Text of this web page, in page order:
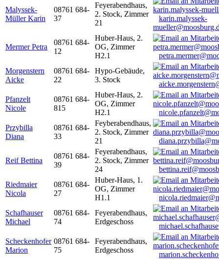
Malyssek-
Müller Karin
08761 684-
37
Feyerabendhaus,
2. Stock, Zimmer
21
karin.malyssek-
Mermer Petra
08761 684-
12
Huber-Haus, 2.
OG, Zimmer
H2.1
Morgenstern
Aicke
08761 684-
22
Hypo-Gebäude,
3. Stock
Pfanzelt
Nicole
08761 684-
815
Huber-Haus, 2.
OG, Zimmer
H2.1
Przybilla
Diana
08761 684-
33
Feyberabendhaus,
2. Stock, Zimmer
21
Reif Bettina
08761 684-
39
Feyerabendhaus,
2. Stock, Zimmer
24
Riedmaier
Nicola
08761 684-
27
Huber-Haus, 1.
OG, Zimmer
H1.1
Schafhauser
Michael
08761 684-
74
Feyerabendhaus,
Erdgeschoss
Scheckenhofer
Marion
08761 684-
75
Feyerabendhaus,
Erdgeschoss